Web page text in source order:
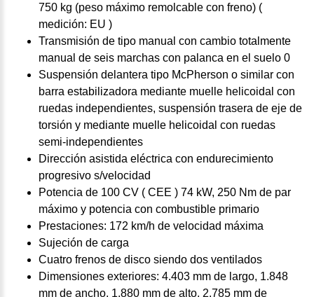
750 kg (peso máximo remolcable con freno) (
medición: EU )
Transmisión de tipo manual con cambio totalmente
manual de seis marchas con palanca en el suelo 0
Suspensión delantera tipo McPherson o similar con
barra estabilizadora mediante muelle helicoidal con
ruedas independientes, suspensión trasera de eje de
torsión y mediante muelle helicoidal con ruedas
semi-independientes
Dirección asistida eléctrica con endurecimiento
progresivo s/velocidad
Potencia de 100 CV ( CEE ) 74 kW, 250 Nm de par
máximo y potencia con combustible primario
Prestaciones: 172 km/h de velocidad máxima
Sujeción de carga
Cuatro frenos de disco siendo dos ventilados
Dimensiones exteriores: 4.403 mm de largo, 1.848
mm de ancho, 1.880 mm de alto, 2.785 mm de